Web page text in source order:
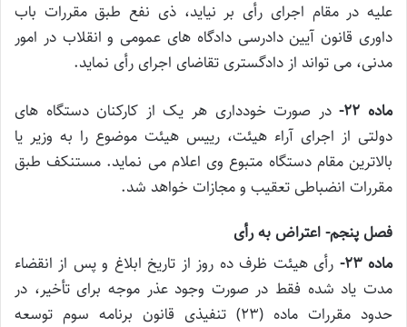
علیه در مقام اجرای رأی بر نیاید، ذی نفع طبق مقررات باب
داوری قانون آیین دادرسی دادگاه های عمومی و انقلاب در امور
مدنی، می تواند از دادگستری تقاضای اجرای رأی نماید.
ماده ۲۲-
در صورت خودداری هر یک از کارکنان دستگاه های
دولتی از اجرای آراء هیئت، رییس هیئت موضوع را به وزیر یا
بالاترین مقام دستگاه متبوع وی اعلام می نماید. مستنکف طبق
مقررات انضباطی تعقیب و مجازات خواهد شد.
فصل پنجم- اعتراض به رأی
ماده ۲۳-
رأی هیئت ظرف ده روز از تاریخ ابلاغ و پس از انقضاء
مدت یاد شده فقط در صورت وجود عذر موجه برای تأخیر، در
حدود مقررات ماده (۲۳) تنفیذی قانون برنامه سوم توسعه